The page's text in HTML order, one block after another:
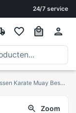
24/7 service
Tmt Professionele Mond Guard Volwassen Karate Muay Beschermende Tanden Guard Sport Voetbal Basketbal Boksen Kids Bruxisme Gebitsbeschermer
Zoom